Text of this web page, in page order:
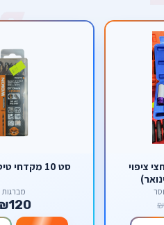
ציפוי
סט 10 מקדחי טיטניום 7mm
מברגות